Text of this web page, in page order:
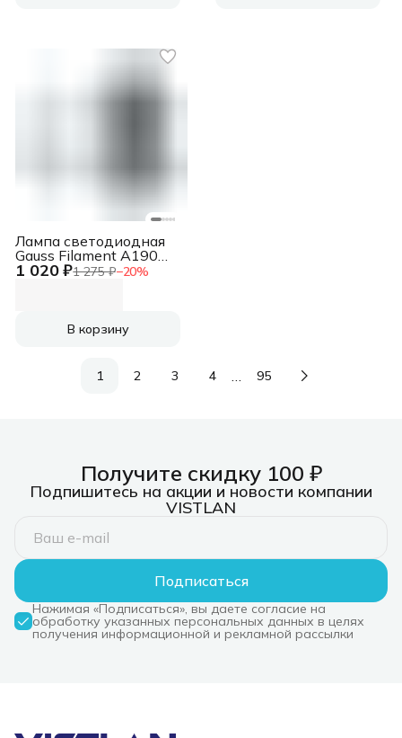
1 020 ₽1 275 ₽−20%
Лампа cветодиодная
Gauss Filament А190
10W 890lm 4100К Е27
В корзину
1 2 3 4 … 95
Получите скидку 100 ₽
Подпишитесь на акции и новости компании
VISTLAN
Подписаться
Нажимая «Подписаться», вы даете согласие на
обработку указанных персональных данных в целях
получения информационной и рекламной рассылки